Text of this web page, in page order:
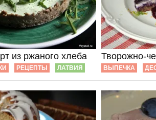
из ржаного хлеба
РЕЦЕПТЫ ЛАТВИЯ
Творожно-
ВЫПЕЧКА